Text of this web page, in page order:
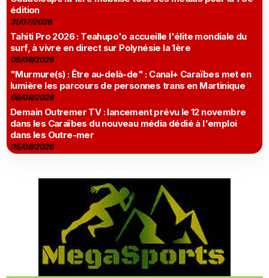
édition
31/07/2026
Tahiti Pro 2026 : Teahupo'o accueille l'élite mondiale du
surf, à vivre en direct sur Polynésie la 1ère
05/08/2026
"Murmure(s) : Être au-delà-de" : Canal+ Caraïbes met en
lumière les parcours de personnes trans en Martinique
06/08/2026
Demain Outremer TV : lancement prévu le 12 novembre
dans les Caraïbes du nouveau média dédié à l'emploi
dans les Outre-mer
05/08/2026